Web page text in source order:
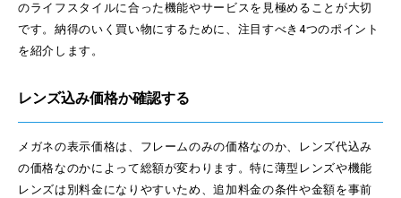
のライフスタイルに合った機能やサービスを見極めることが大切
です。納得のいく買い物にするために、注目すべき4つのポイント
を紹介します。
レンズ込み価格か確認する
メガネの表示価格は、フレームのみの価格なのか、レンズ代込み
の価格なのかによって総額が変わります。特に薄型レンズや機能
レンズは別料金になりやすいため、追加料金の条件や金額を事前